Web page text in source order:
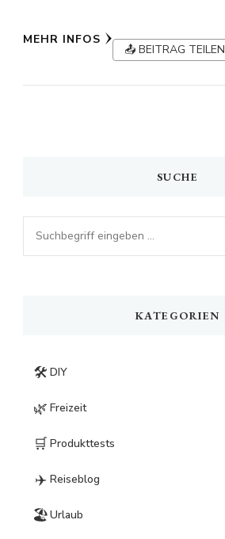
MEHR INFOS
📤 BEITRAG TEILEN
SUCHE
Looking
for
KATEGORIEN
🛠️ DIY
🌿 Freizeit
🛒 Produkttests
✈️ Reiseblog
🏖️Urlaub